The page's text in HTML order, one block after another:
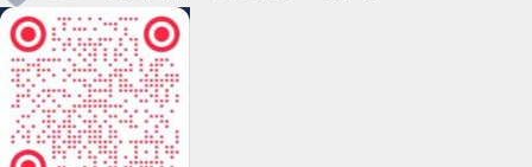
2022年12月(45)
2022年11月(69)
2022年10月(51)